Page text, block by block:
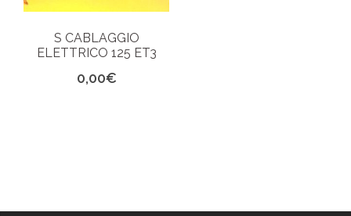
S CABLAGGIO
ELETTRICO 125 ET3
0,00€